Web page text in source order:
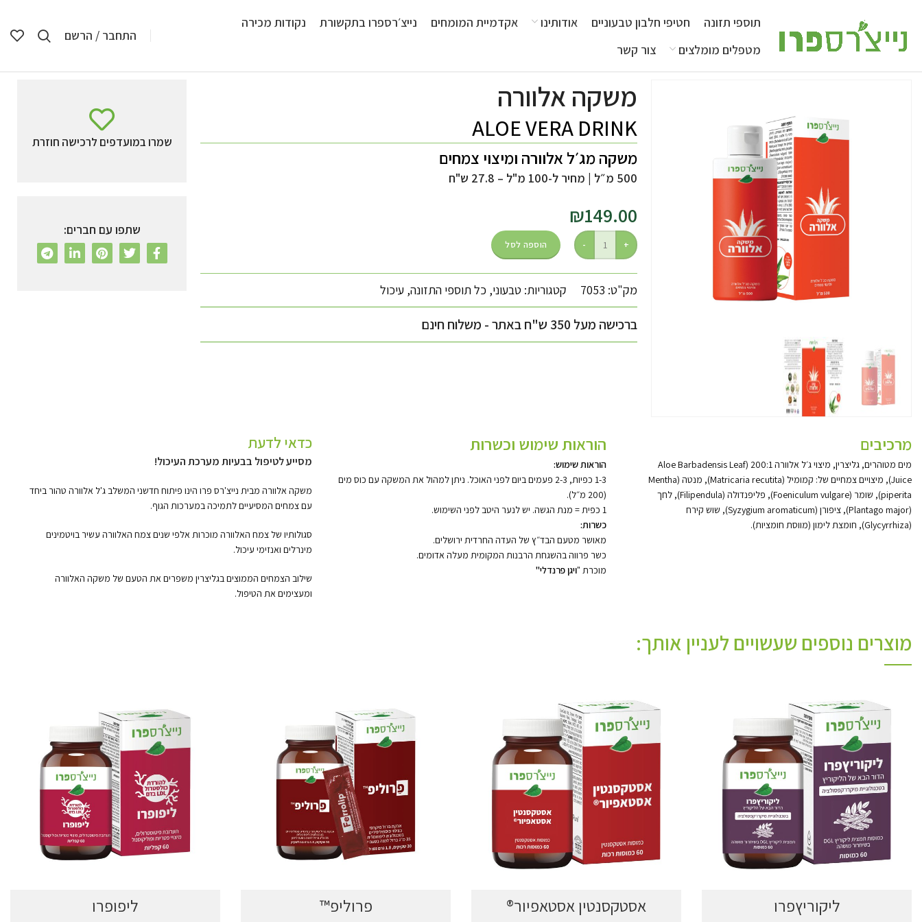
תוספי תזונה חטיפי חלבון טבעוניים אודותינו אקדמיית המומחים נייצ׳רספרו בתקשורת
נקודות מכירה
מטפלים מומלצים
צור קשר
התחבר / הרשם
משקה אלוורה
ALOE VERA DRINK
משקה מג׳ל אלוורה ומיצוי צמחים
500 מ״ל | מחיר ל-100 מ"ל – 27.8 ש"ח
₪149.00
הוספה לסל
מק"ט: 7053 קטגוריות: טבעוני, כל תוספי התזונה, עיכול
ברכישה מעל 350 ש"ח באתר - משלוח חינם
שמרו במועדפים לרכישה חוזרת
שתפו עם חברים:
מרכיבים
מים מטוהרים, גליצרין, מיצוי ג׳ל אלוורה 200:1 (Aloe Barbadensis Leaf
Juice), מיצויים צמחיים של: קמומיל (Matricaria recutita), מנטה (Mentha
piperita), שומר (Foeniculum vulgare), פליפנדולה (Filipendula), לחך
(Plantago major), ציפורן (Syzygium aromaticum), שוש קירח
(Glycyrrhiza), חומצת לימון (מווסת חומציות).
הוראות שימוש וכשרות
הוראות שימוש:
1-3 כפיות, 2-3 פעמים ביום לפני האוכל. ניתן למהול את המשקה עם כוס מים
(200 מ״ל).
1 כפית = מנת הגשה. יש לנער היטב לפני השימוש.
כשרות:
מאושר מטעם הבד״ץ של העדה החרדית ירושלים.
כשר פרווה בהשגחת הרבנות המקומית מעלה אדומים.
מוכרת "ויגן פרנדלי"
כדאי לדעת
מסייע לטיפול בבעיות מערכת העיכול!
משקה אלוורה מבית נייצ'רס פרו הינו פיתוח חדשני המשלב ג'ל אלוורה טהור ביחד
עם צמחים המסיעיים לתמיכה במערכות הגוף.
סגולותיו של צמח האלוורה מוכרות אלפי שנים צמח האלוורה עשיר בויטמינים
מינרלים ואנזימי עיכול.
שילוב הצמחים הממוצים בגליצרין משפרים את הטעם של משקה האלוורה
ומעצימים את הטיפול.
מוצרים נוספים שעשויים לעניין אותך:
ליקוריץפרו אסטקסנטין אסטאפיור® פרוליפ™ ליפופרו